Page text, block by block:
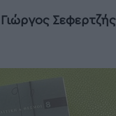
Γιώργος Σεφερτζής